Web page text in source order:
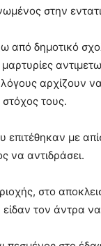
στην
από δημοτικό
αρχίζουν
τους.
επιτέθηκαν με
να αντιδράσει.
στο
τον άντρα